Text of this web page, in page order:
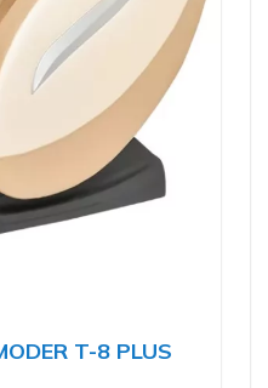
T-8 PLUS